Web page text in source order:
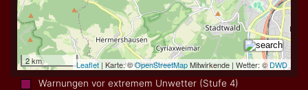
Warnungen vor extremem Unwetter (Stufe 4)